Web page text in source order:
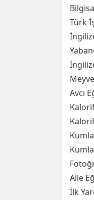
Türk
Avcı
Aile
İlk